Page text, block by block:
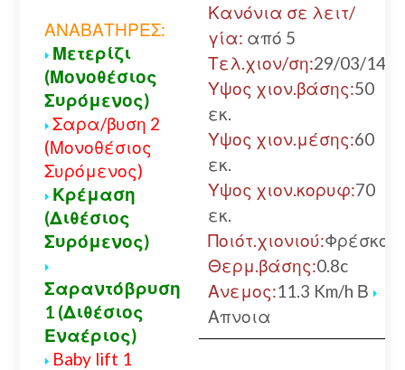
ΑΝΑΒΑΤΗΡΕΣ:
Μετερίζι
(Μονοθέσιος
Συρόμενος)
Σαρα/βυση 2
(Μονοθέσιος
Συρόμενος)
Κρέμαση
(Διθέσιος
Συρόμενος)
Σαραντόβρυση
1 (Διθέσιος
Εναέριος)
Baby lift 1
Κανόνια σε λειτ/
γία: από 5
Τελ.χιον/ση:29/03/14
Υψος χιον.βάσης:50
εκ.
Υψος χιον.μέσης:60
εκ.
Υψος χιον.κορυφ:70
εκ.
Ποιότ.χιονιού:Φρέσκο
Θερμ.βάσης:0.8c
Ανεμος:11.3 Km/h Β
Απνοια